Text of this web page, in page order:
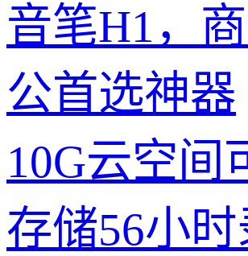
音笔H1，
公首选神器
10G云空间
存储56小时